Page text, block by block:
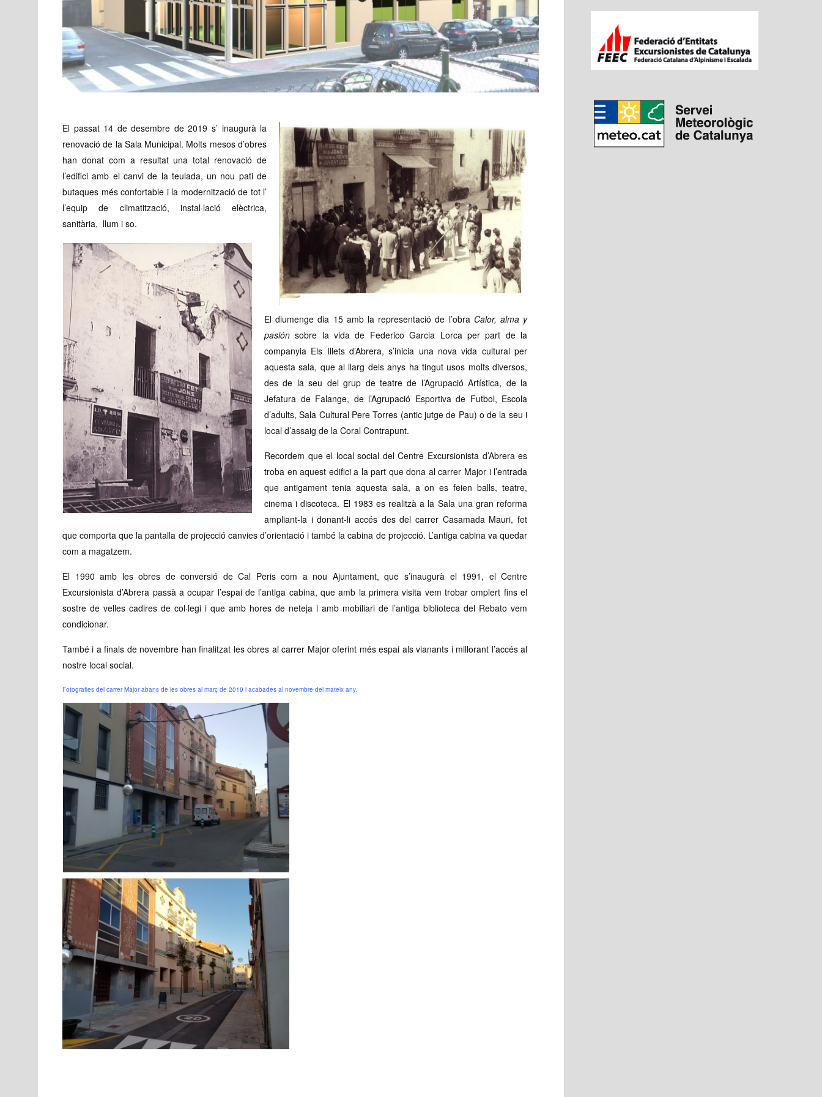
El passat 14 de desembre de 2019 s’ inaugurà la
renovació de la Sala Municipal. Molts mesos d’obres
han donat com a resultat una total renovació de
l’edifici amb el canvi de la teulada, un nou pati de
butaques més confortable i la modernització de tot l’
l’equip de climatització, instal·lació elèctrica,
sanitària, llum i so.
El diumenge dia 15 amb la representació de l’obra Calor, alma y
pasión sobre la vida de Federico Garcia Lorca per part de la
companyia Els Illets d’Abrera, s’inicia una nova vida cultural per
aquesta sala, que al llarg dels anys ha tingut usos molts diversos,
des de la seu del grup de teatre de l’Agrupació Artística, de la
Jefatura de Falange, de l’Agrupació Esportiva de Futbol, Escola
d’adults, Sala Cultural Pere Torres (antic jutge de Pau) o de la seu i
local d’assaig de la Coral Contrapunt.
Recordem que el local social del Centre Excursionista d’Abrera es
troba en aquest edifici a la part que dona al carrer Major i l’entrada
que antigament tenia aquesta sala, a on es feien balls, teatre,
cinema i discoteca. El 1983 es realitzà a la Sala una gran reforma
ampliant-la i donant-li accés des del carrer Casamada Mauri, fet
que comporta que la pantalla de projecció canvies d’orientació i també la cabina de projecció. L’antiga cabina va quedar
com a magatzem.
El 1990 amb les obres de conversió de Cal Peris com a nou Ajuntament, que s’inaugurà el 1991, el Centre
Excursionista d’Abrera passà a ocupar l’espai de l’antiga cabina, que amb la primera visita vem trobar omplert fins el
sostre de velles cadires de col·legi i que amb hores de neteja i amb mobiliari de l’antiga biblioteca del Rebato vem
condicionar.
També i a finals de novembre han finalitzat les obres al carrer Major oferint més espai als vianants i millorant l’accés al
nostre local social.
Fotografies del carrer Major abans de les obres al març de 2019 i acabades al novembre del mateix any.